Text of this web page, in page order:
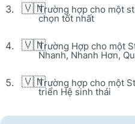
🇻🇳Trường hợp cho một
chọn tốt nhất
🇻🇳Trường Hợp cho một
Nhanh, Nhanh Hơn,
🇻🇳Trường hợp cho một
triển Hệ sinh thái